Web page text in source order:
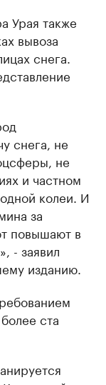
Урая также
вывоза
снега.
снега, не
не
и частном
колеи. И
за
повышают в
- заявил
изданию.
ста